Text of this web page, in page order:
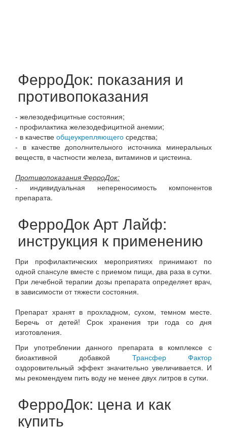
ФерроДок: показания и
противопоказания
- железодефицитные состояния;
- профилактика железодефицитной анемии;
- в качестве общеукрепляющего средства;
- в качестве дополнительного источника минеральных
веществ, в частности железа, витаминов и цистеина.
Противопоказания ФерроДок:
- индивидуальная непереносимость компонентов
препарата.
ФерроДок Арт Лайф:
инструкция к применению
При профилактических мероприятиях принимают по
одной спансуле вместе с приемом пищи, два раза в сутки.
При лечебной терапии дозы препарата определяет врач,
в зависимости от тяжести состояния.
Препарат хранят в прохладном, сухом, темном месте.
Беречь от детей! Срок хранения три года со дня
изготовления.
При употреблении данного препарата в комплексе с
биоактивной добавкой Трансфер Фактор
оздоровительный эффект значительно увеличивается. И
мы рекомендуем пить воду не менее двух литров в сутки.
ФерроДок: цена и как
купить